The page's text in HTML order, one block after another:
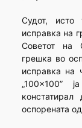
Судот, исто
исправка на
Советот на
грешка во
исправка на
„100×100”
оспорената